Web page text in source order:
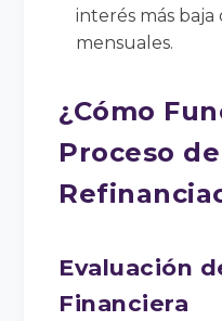
interés más baja
mensuales.
¿Cómo
Proceso de
Evaluación
Financiera